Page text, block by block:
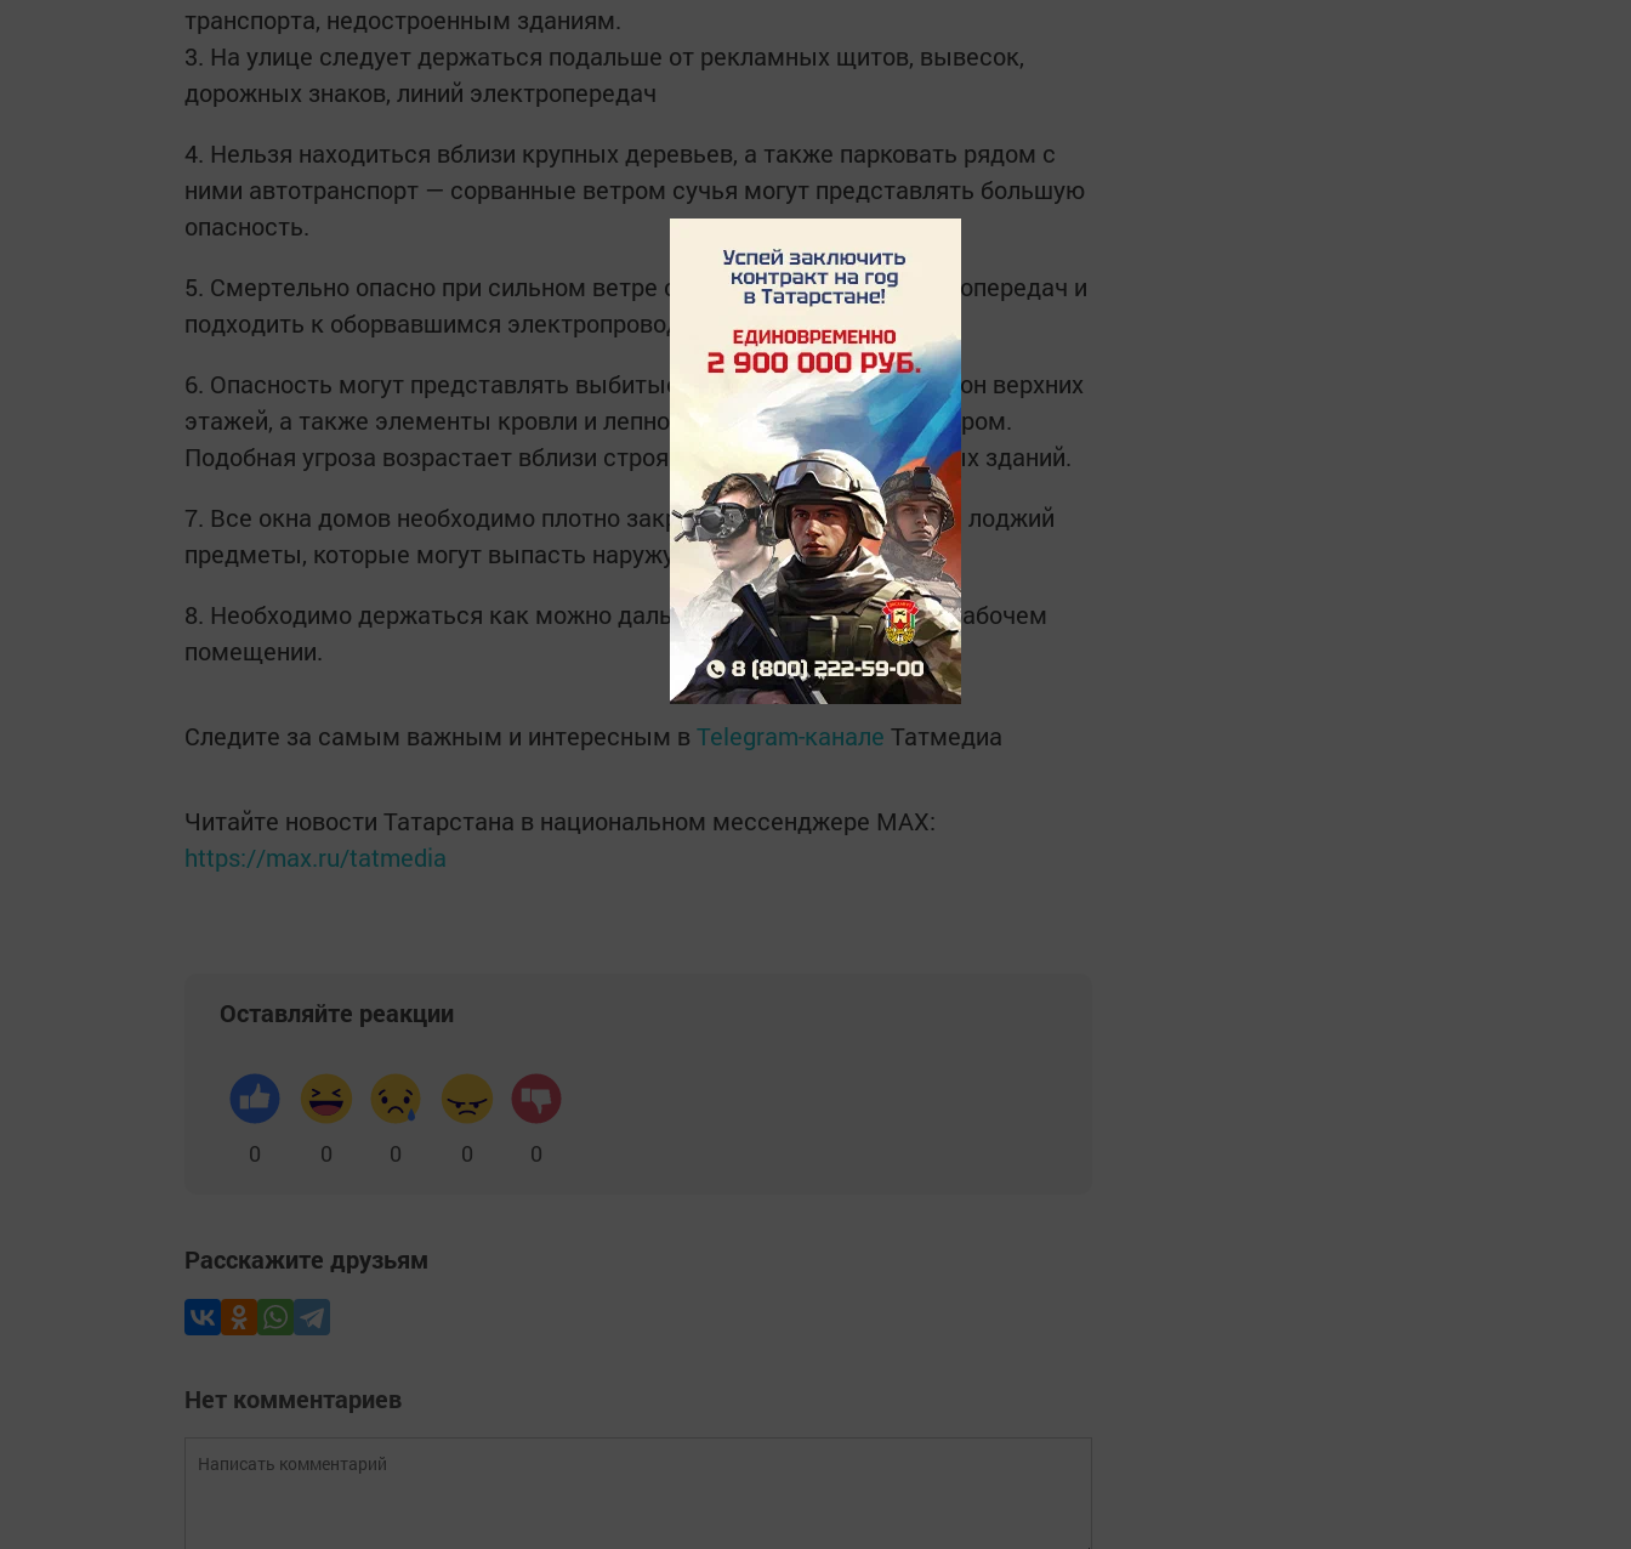
транспорта, недостроенным зданиям.
3. На улице следует держаться подальше от рекламных щитов, вывесок,
дорожных знаков, линий электропередач
4. Нельзя находиться вблизи крупных деревьев, а также парковать рядом с
ними автотранспорт — сорванные ветром сучья могут представлять большую
опасность.
5. Смертельно опасно при сильном ветре стоять под линией электропередач и
подходить к оборвавшимся электропроводам.
6. Опасность могут представлять выбитые стекла, падающие из окон верхних
этажей, а также элементы кровли и лепного декора, сорванные ветром.
Подобная угроза возрастает вблизи строящихся или ремонтируемых зданий.
7. Все окна домов необходимо плотно закрыть, убрать с балконов и лоджий
предметы, которые могут выпасть наружу.
8. Необходимо держаться как можно дальше от окон в жилом или рабочем
помещении.
Следите за самым важным и интересным в Telegram-канале Татмедиа
Читайте новости Татарстана в национальном мессенджере MАХ:
https://max.ru/tatmedia
Оставляйте реакции
0 0 0 0 0
Расскажите друзьям
Нет комментариев